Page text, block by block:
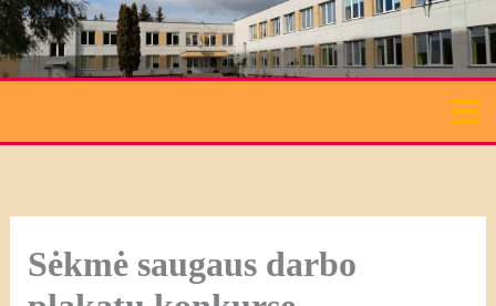
Pereiti
prie
turinio
Sėkmė saugaus darbo